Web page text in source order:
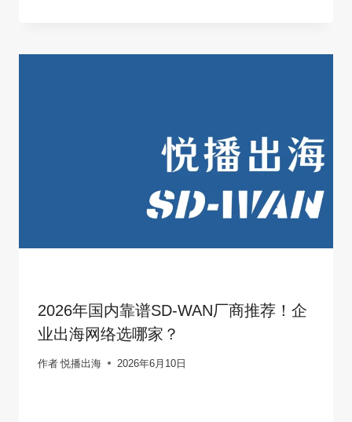
2026年国内靠谱SD-WAN厂商推荐！企
业出海网络选哪家？
作者 悦播出海 2026年6月10日